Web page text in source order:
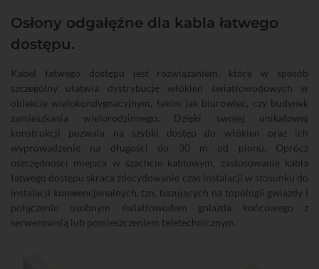
Osłony odgałęźne dla kabla łatwego
dostępu.
Kabel łatwego dostępu jest rozwiązaniem, które w sposób
szczególny ułatwia dystrybucję włókien światłowodowych w
obiekcie wielokondygnacyjnym, takim jak biurowiec, czy budynek
zamieszkania wielorodzinnego. Dzięki swojej unikatowej
konstrukcji pozwala na szybki dostęp do włókien oraz ich
wyprowadzenie na długości do 30 m od pionu. Oprócz
oszczędności miejsca w szachcie kablowym, zastosowanie kabla
łatwego dostępu skraca zdecydowanie czas instalacji w stosunku do
instalacji konwencjonalnych, tzn. bazujących na topologii gwiazdy i
połączeniu osobnym światłowodem gniazda końcowego z
serwerownią lub pomieszczeniem teletechnicznym.